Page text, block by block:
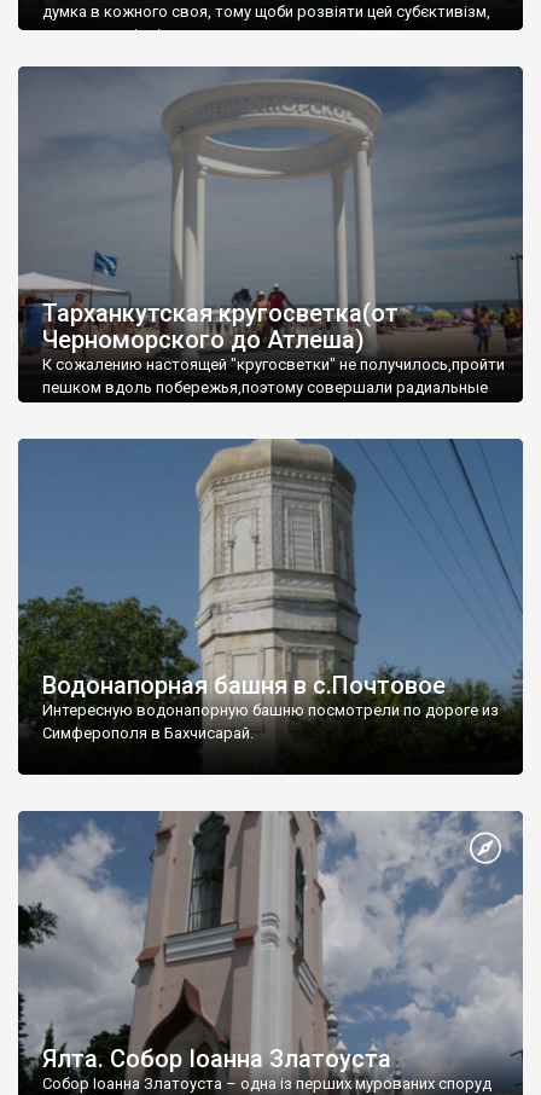
думка в кожного своя, тому щоби розвіяти цей субєктивізм,
запрошую відвідати це
Тарханкутская кругосветка(от
Черноморского до Атлеша)
К сожалению настоящей "кругосветки" не получилось,пройти
пешком вдоль побережья,поэтому совершали радиальные
Водонапорная башня в с.Почтовое
Интересную водонапорную башню посмотрели по дороге из
Симферополя в Бахчисарай.
Ялта. Собор Іоанна Златоуста
Собор Іоанна Златоуста – одна із перших мурованих споруд